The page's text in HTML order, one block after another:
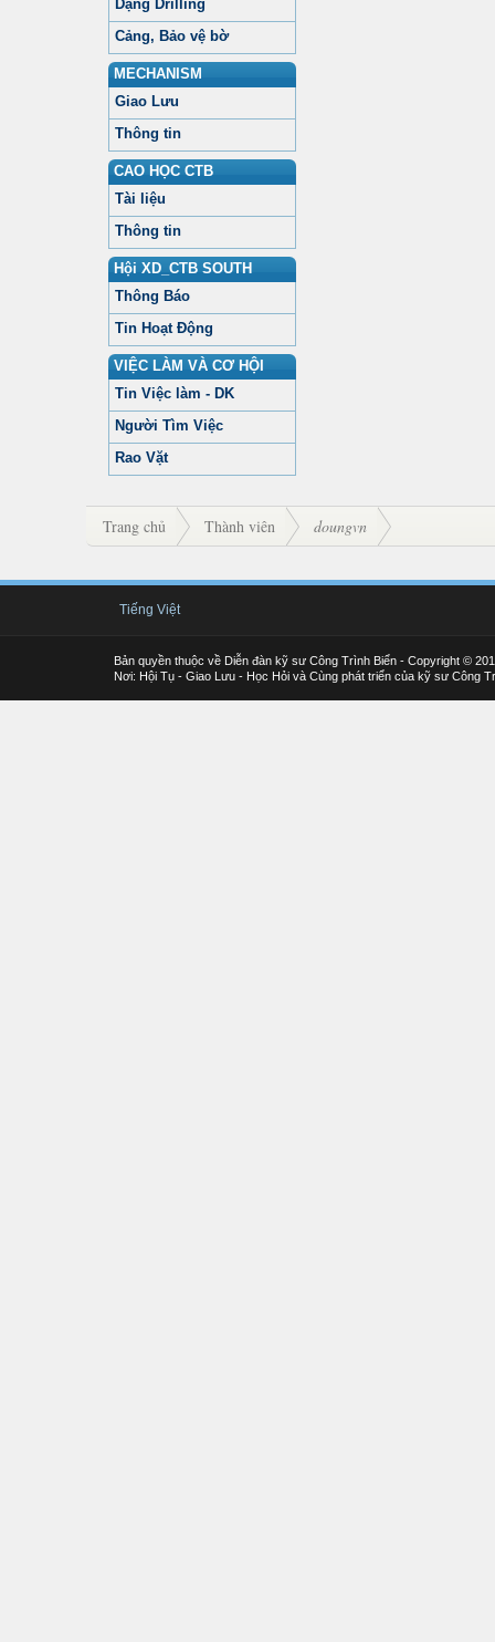
Dạng Drilling
Cảng, Bảo vệ bờ
MECHANISM
Giao Lưu
Thông tin
CAO HỌC CTB
Tài liệu
Thông tin
Hội XD_CTB SOUTH
Thông Báo
Tin Hoạt Động
VIỆC LÀM VÀ CƠ HỘI
Tin Việc làm - DK
Người Tìm Việc
Rao Vặt
Trang chủ Thành viên doungvn
Tiếng Việt
Bản quyền thuộc về Diễn đàn kỹ sư Công Trình Biển - Copyright ©
Nơi: Hội Tụ - Giao Lưu - Học Hỏi và Cùng phát triển của kỹ sư Công